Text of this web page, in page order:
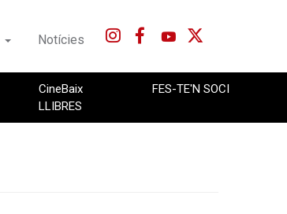
Notícies
CineBaix
LLIBRES
FES-TE'N SOCI